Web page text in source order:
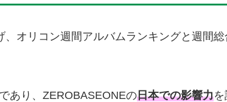
、オリコン週間アルバムランキングと週間総
あり、ZEROBASEONEの日本での影響力を